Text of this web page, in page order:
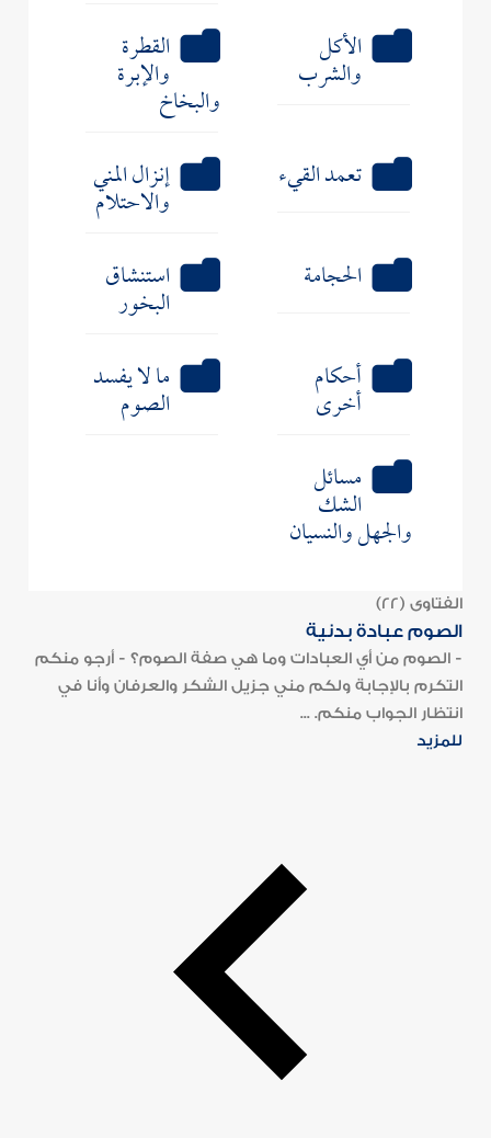
الأكل
والشرب
القطرة
والإبرة
والبخاخ
تعمد القيء
إنزال المني
والاحتلام
الحجامة
استنشاق
البخور
أحكام
أخرى
ما لا يفسد
الصوم
مسائل
الشك
والجهل والنسيان
الفتاوى (22)
الصوم عبادة بدنية
- الصوم من أي العبادات وما هي صفة الصوم؟ - أرجو منكم
التكرم بالإجابة ولكم مني جزيل الشكر والعرفان وأنا في
انتظار الجواب منكم. ...
للمزيد